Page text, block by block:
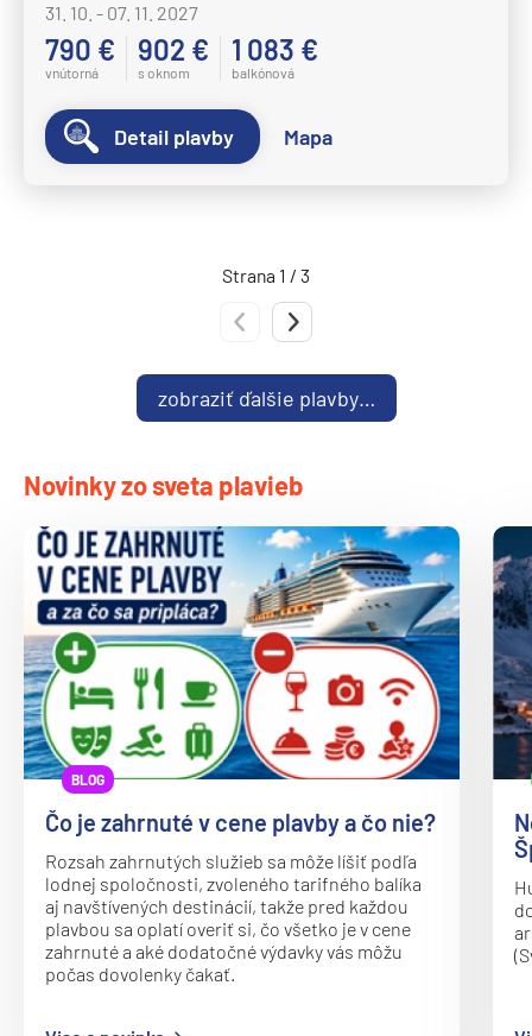
31. 10. - 07. 11. 2027
790 €
vnútorná
902 €
s oknom
1 083 €
balkónová
Detail plavby Mapa
Strana 1 / 3
Predchádzajúca strana
zobraziť ďalšie plavby…
Novinky zo sveta plavieb
BLOG
Čo je zahrnuté v cene plavby a čo nie?
Rozsah zahrnutých služieb sa môže líšiť podľa
lodnej spoločnosti, zvoleného tarifného balíka
aj navštívených destinácií, takže pred každou
plavbou sa oplatí overiť si, čo všetko je v cene
zahrnuté a aké dodatočné výdavky vás môžu
počas dovolenky čakať.